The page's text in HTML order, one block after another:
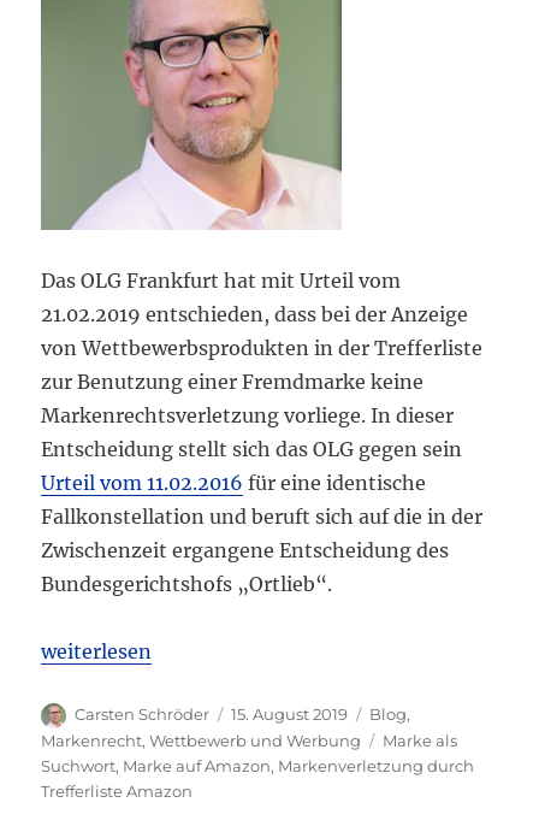
Das OLG Frankfurt hat mit Urteil vom
21.02.2019 entschieden, dass bei der Anzeige
von Wettbewerbsprodukten in der Trefferliste
zur Benutzung einer Fremdmarke keine
Markenrechtsverletzung vorliege. In dieser
Entscheidung stellt sich das OLG gegen sein
Urteil vom 11.02.2016 für eine identische
Fallkonstellation und beruft sich auf die in der
Zwischenzeit ergangene Entscheidung des
Bundesgerichtshofs „Ortlieb“.
„OLG Frankfurt: Benutzung Marke als Suchwort
weiterlesen
Autor
Carsten Schröder
Veröffentlicht
am
15. August 2019 Kategorien
Blog,
Markenrecht,Wettbewerb und Werbung Schlagwörter
Marke als
Suchwort, Marke auf Amazon, Markenverletzung durch
Trefferliste Amazon